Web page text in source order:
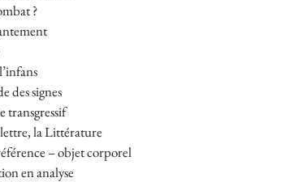
?
des signes
transgressif
lettre, la Littérature
– objet corporel
en analyse